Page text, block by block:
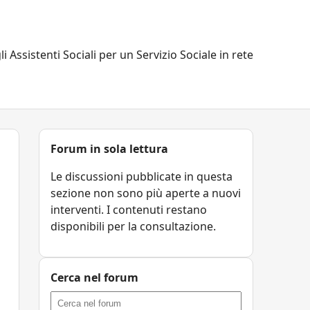
Assistenti Sociali per un Servizio Sociale in rete
Forum in sola lettura
Le discussioni pubblicate in questa
sezione non sono più aperte a nuovi
interventi. I contenuti restano
disponibili per la consultazione.
Cerca nel forum